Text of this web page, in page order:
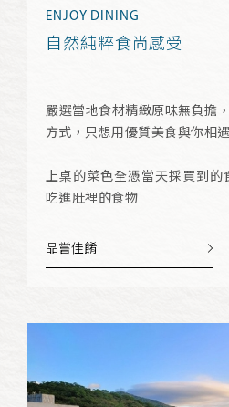
ENJOY DINING
自然純粹食尚感受
嚴選當地食材精緻原味無負擔
方式，只想用優質美食與你相遇
上桌的菜色全憑當天採買到的
吃進肚裡的食物
品嘗佳餚